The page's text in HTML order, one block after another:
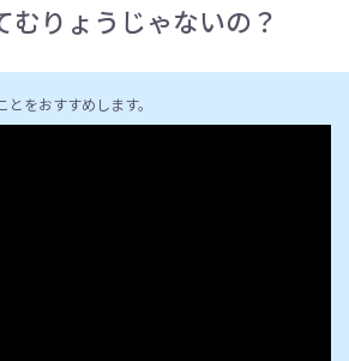
むりょうじゃないの？
をおすすめします。